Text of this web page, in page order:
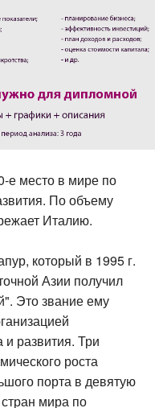
е место в мире по
По объему
Италию.
который в 1995 г.
Азии получил
Это звание ему
и развития. Три
роста
порта в девятую
мира по